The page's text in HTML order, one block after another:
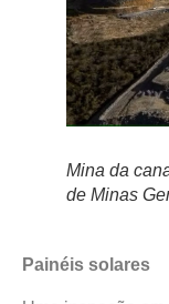
Mina da
de Minas
Painéis solares